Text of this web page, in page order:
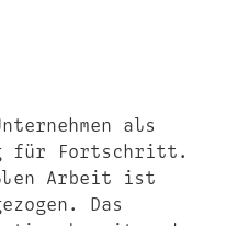
als
für Fortschritt.
Arbeit ist
Das